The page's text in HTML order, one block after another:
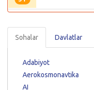
Sohalar Davlatlar
Adabiyot
Aerokosmonavtika
AI